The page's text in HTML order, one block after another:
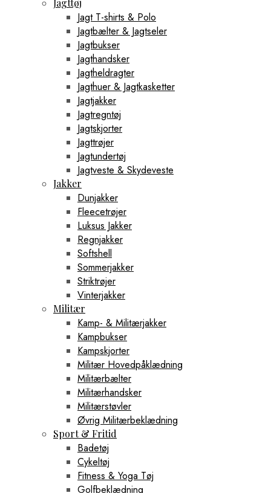
Jagttøj
Jagt T-shirts & Polo
Jagtbælter & Jagtseler
Jagtbukser
Jagthandsker
Jagtheldragter
Jagthuer & Jagtkasketter
Jagtjakker
Jagtregntøj
Jagtskjorter
Jagttrøjer
Jagtundertøj
Jagtveste & Skydeveste
Jakker
Dunjakker
Fleecetrøjer
Luksus Jakker
Regnjakker
Softshell
Sommerjakker
Striktrøjer
Vinterjakker
Militær
Kamp- & Militærjakker
Kampbukser
Kampskjorter
Militær Hovedpåklædning
Militærbælter
Militærhandsker
Militærstøvler
Øvrig Militærbeklædning
Sport & Fritid
Badetøj
Cykeltøj
Fitness & Yoga Tøj
Golfbeklædning